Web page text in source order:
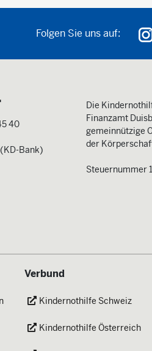
Folgen Sie uns auf:
40
Bank)
Die
Finanzamt
gemeinnützige
der
Steuernummer
Verbund
Kindernothilfe Schweiz
Kindernothilfe Österreich